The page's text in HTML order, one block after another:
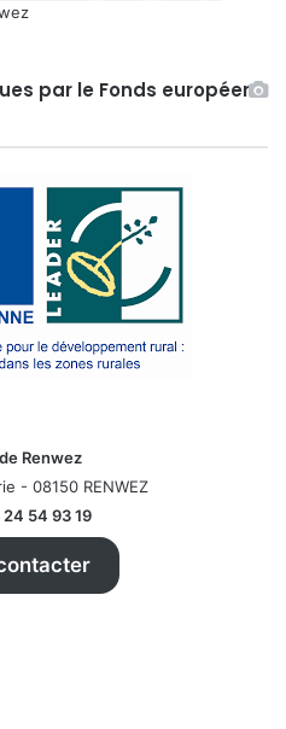
par le Fonds européen
Renwez
- 08150 RENWEZ
54 93 19